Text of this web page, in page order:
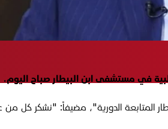
في مستشفى ابن البيطار صباح اليوم.
الدورية"، مضيفاً: "نشكر كل من